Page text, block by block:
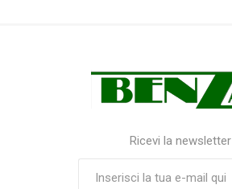
Ricevi la newsletter